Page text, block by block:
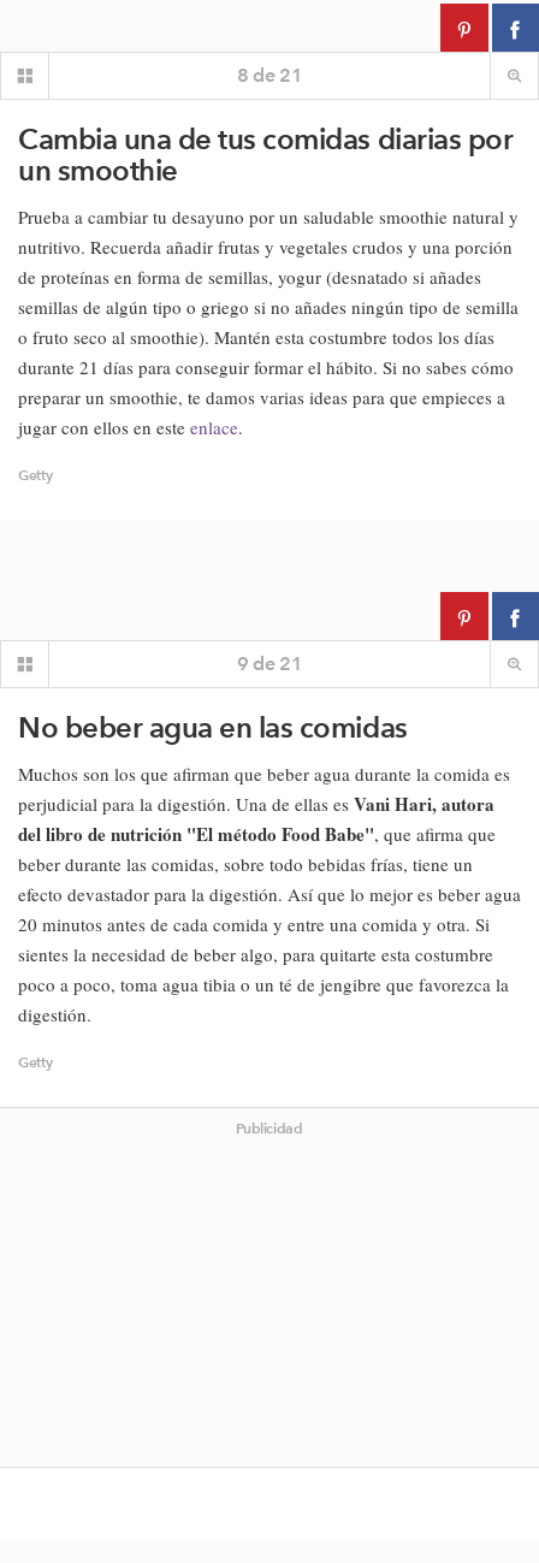
8 de 21
Cambia una de tus comidas diarias por
un smoothie
Prueba a cambiar tu desayuno por un saludable smoothie natural y
nutritivo. Recuerda añadir frutas y vegetales crudos y una porción
de proteínas en forma de semillas, yogur (desnatado si añades
semillas de algún tipo o griego si no añades ningún tipo de semilla
o fruto seco al smoothie). Mantén esta costumbre todos los días
durante 21 días para conseguir formar el hábito. Si no sabes cómo
preparar un smoothie, te damos varias ideas para que empieces a
jugar con ellos en este enlace.
Getty
9 de 21
No beber agua en las comidas
Muchos son los que afirman que beber agua durante la comida es
perjudicial para la digestión. Una de ellas es Vani Hari, autora
del libro de nutrición "El método Food Babe", que afirma que
beber durante las comidas, sobre todo bebidas frías, tiene un
efecto devastador para la digestión. Así que lo mejor es beber agua
20 minutos antes de cada comida y entre una comida y otra. Si
sientes la necesidad de beber algo, para quitarte esta costumbre
poco a poco, toma agua tibia o un té de jengibre que favorezca la
digestión.
Getty
Publicidad